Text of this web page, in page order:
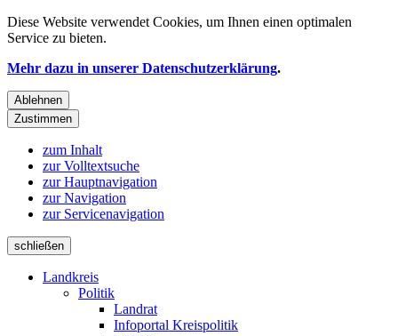
Diese Website verwendet Cookies, um Ihnen einen optimalen
Service zu bieten.
Mehr dazu in unserer Datenschutzerklärung.
Ablehnen
Zustimmen
zum Inhalt
zur Volltextsuche
zur Hauptnavigation
zur Navigation
zur Servicenavigation
schließen
Landkreis
Politik
Landrat
Infoportal Kreispolitik